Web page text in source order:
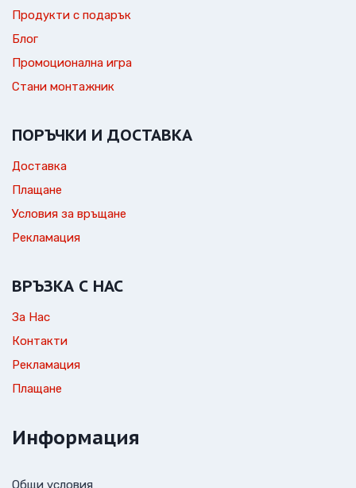
Продукти с подарък
Блог
Промоционална игра
Стани монтажник
ПОРЪЧКИ И ДОСТАВКА
Доставка
Плащане
Условия за връщане
Рекламация
ВРЪЗКА С НАС
За Нас
Контакти
Рекламация
Плащане
Информация
Общи условия